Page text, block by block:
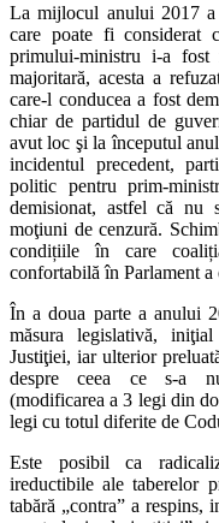
La mijlocul anului 2017
care poate fi considerat
primului-ministru i-a
majoritară, acesta a
care-l conducea a fost
chiar de partidul de
avut loc şi la începutul
incidentul precedent,
politic pentru prim-
demisionat, astfel că nu
moţiuni de cenzură.
condițiile în care
confortabilă în Parlament a
În a doua parte a anului
măsura legislativă,
Justiţiei, iar ulterior
despre ceea ce s-a
(modificarea a 3 legi din
legi cu totul diferite de
Este posibil ca
ireductibile ale taberelor
tabără „contra” a